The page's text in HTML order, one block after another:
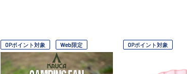
OPポイント対象 Web限定 OPポイント対象